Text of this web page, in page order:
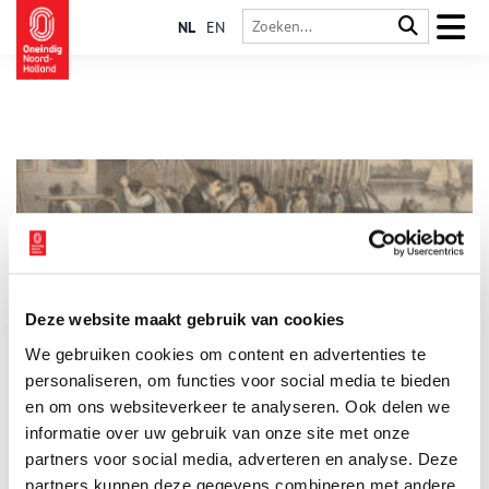
Deze website maakt gebruik van cookies
We gebruiken cookies om content en advertenties te
personaliseren, om functies voor social media te bieden
en om ons websiteverkeer te analyseren. Ook delen we
informatie over uw gebruik van onze site met onze
partners voor social media, adverteren en analyse. Deze
partners kunnen deze gegevens combineren met andere
NL EN
De Russische tsaar Peter (1672-1725) kreeg op zeventienjarige
leeftijd de macht overhandigd. De jonge tsaar bleek een
leergierige en bevlogen leider die het land wilde
moderniseren. De handelsvloot van de Republiek stond
destijds bekend als een van de beste ter wereld. Dat ontging
de tsaar niet. Tweemaal bezocht de leergierige Peter de Grote
Noord-Holland: in 1697 en in 1717. Tijdens beide bezoeken